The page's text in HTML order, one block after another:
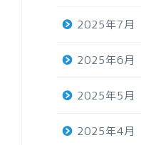
2025年7月
2025年6月
2025年5月
2025年4月